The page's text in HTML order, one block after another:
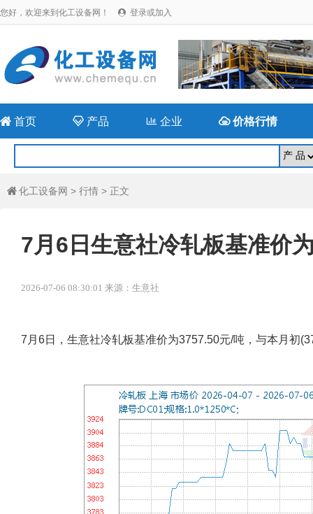
您好，欢迎来到化工设备网！  登录或加入
 首页  产品 企业 价格行情
 化工设备网 > 行情 > 正文
7月6日生意社冷轧板基准价
2026-07-06 08:30:01 来源：生意社
7月6日，生意社冷轧板基准价为3757.50元/吨，与本月初